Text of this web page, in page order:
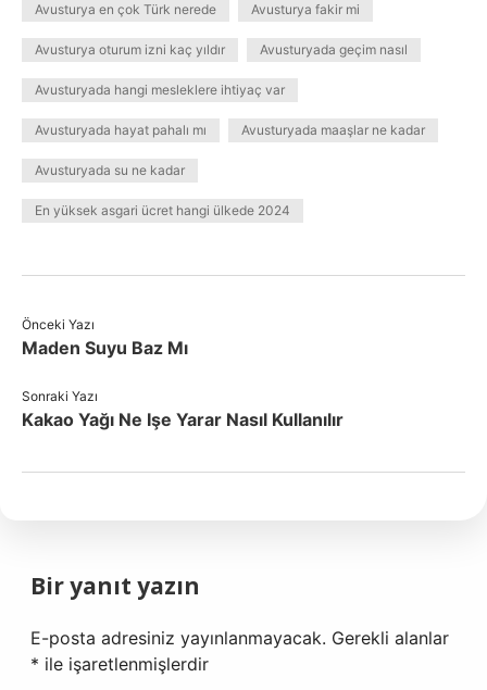
Avusturya en çok Türk nerede Avusturya fakir mi
Avusturya oturum izni kaç yıldır Avusturyada geçim nasıl
Avusturyada hangi mesleklere ihtiyaç var
Avusturyada hayat pahalı mı Avusturyada maaşlar ne kadar
Avusturyada su ne kadar
En yüksek asgari ücret hangi ülkede 2024
Önceki Yazı
Maden Suyu Baz Mı
Sonraki Yazı
Kakao Yağı Ne Işe Yarar Nasıl Kullanılır
Bir yanıt yazın
E-posta adresiniz yayınlanmayacak. Gerekli alanlar
* ile işaretlenmişlerdir